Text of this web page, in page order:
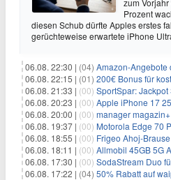
zum
Prozent
diesen Schub dürfte Apples erstes
gerüchteweise erwartete iPhone
06.08. 22:30 | (04) Amazon-Angebote des
06.08. 22:15 | (01) 200€ Bonus für
06.08. 21:33 | (00) SportSpar: Jackpot Sale –
06.08. 20:23 | (00) Apple iPhone 17 256GB + 70GB 5G +
06.08. 20:00 | (00) manager magazin+ & Harvard
06.08. 19:37 | (00) Motorola Edge 70 Pro 256GB + 50GB
06.08. 18:55 | (00) Frigeo Ahoj-Brause
06.08. 18:11 | (00) Allmobil 45GB 5G Allnet-Flat im
06.08. 17:30 | (00) SodaStream Duo
06.08. 17:22 | (04) 50% Rabatt auf waipu.tv